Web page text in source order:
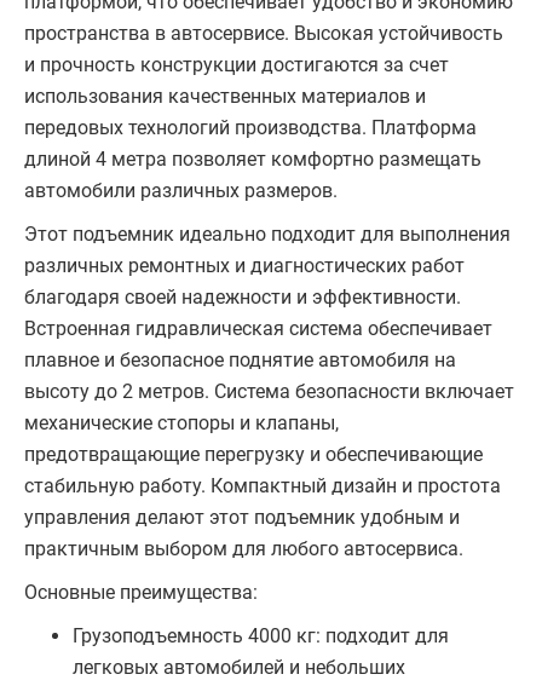
пространства в автосервисе. Высокая устойчивость
и прочность конструкции достигаются за счет
использования качественных материалов и
передовых технологий производства. Платформа
длиной 4 метра позволяет комфортно размещать
автомобили различных размеров.
Этот подъемник идеально подходит для выполнения
различных ремонтных и диагностических работ
благодаря своей надежности и эффективности.
Встроенная гидравлическая система обеспечивает
плавное и безопасное поднятие автомобиля на
высоту до 2 метров. Система безопасности включает
механические стопоры и клапаны,
предотвращающие перегрузку и обеспечивающие
стабильную работу. Компактный дизайн и простота
управления делают этот подъемник удобным и
практичным выбором для любого автосервиса.
Основные преимущества:
Грузоподъемность 4000 кг: подходит для
легковых автомобилей и небольших